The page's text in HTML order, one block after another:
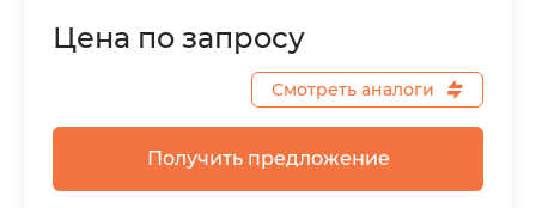
Цена по запросу
Смотреть аналоги
Получить предложение